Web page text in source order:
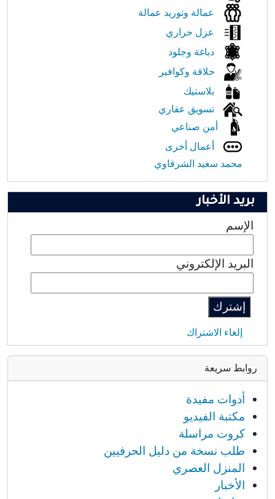
عمالة وتوريد عمالة
عزل حراري
دباغة وجلود
حلاقة وكوافير
بلاستيك
تسويق عقاري
أمن صناعي
أعمال أخرى
محمد سعيد الشرقاوي
بريد الأخبار
الإسم
البريد الإلكتروني
إلغاء الاشتراك
روابط سريعة
أدوات مفيدة
مكتبة الفيديو
كروت مراسلة
طلب نسخة من دليل الحرفيين
المنزل العصري
الأخبار